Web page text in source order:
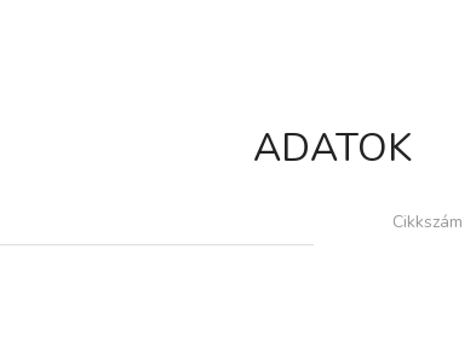
ADATOK
Cikkszám